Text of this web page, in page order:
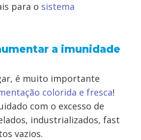
para o sistema
a imunidade
é muito importante
colorida e fresca!
com o excesso de
industrializados, fast
vazios.